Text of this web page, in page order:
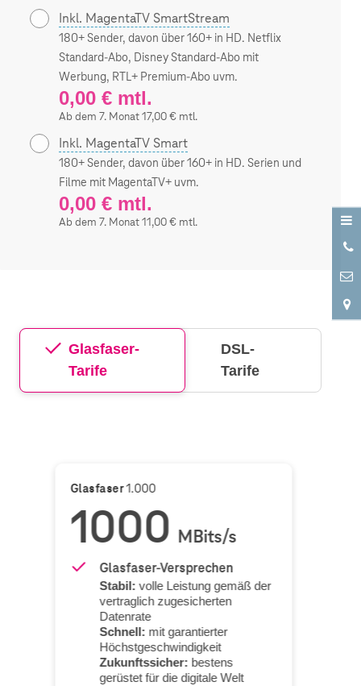
Inkl. MagentaTV SmartStream
180+ Sender, davon über 160+ in HD. Netflix
Standard-Abo, Disney Standard-Abo mit
Werbung, RTL+ Premium-Abo uvm.
0,00 € mtl.
Ab dem 7. Monat 17,00 € mtl.
Inkl. MagentaTV Smart
180+ Sender, davon über 160+ in HD. Serien und
Filme mit MagentaTV+ uvm.
0,00 € mtl.
Ab dem 7. Monat 11,00 € mtl.
Glasfaser-
Tarife
DSL-
Tarife
Glasfaser1.000
1000 MBits/s
Glasfaser-Versprechen
Stabil: volle Leistung gemäß der
vertraglich zugesicherten
Datenrate
Schnell: mit garantierter
Höchstgeschwindigkeit
Zukunftssicher: bestens
gerüstet für die digitale Welt